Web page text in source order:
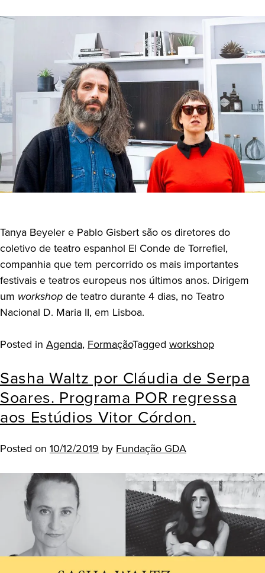
Tanya Beyeler e Pablo Gisbert são os diretores do
coletivo de teatro espanhol El Conde de Torrefiel,
companhia que tem percorrido os mais importantes
festivais e teatros europeus nos últimos anos. Dirigem
um workshopde teatro durante 4 dias, no Teatro
Nacional D. Maria II, em Lisboa.
Posted in Agenda, FormaçãoTagged workshop
Sasha Waltz por Cláudia de Serpa
Soares. Programa POR regressa
aos Estúdios Vitor Córdon.
Posted on 10/12/2019 by Fundação GDA